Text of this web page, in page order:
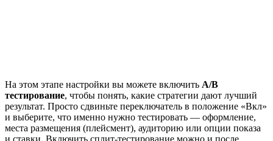
На этом этапе настройки вы можете включить A/B
тестирование, чтобы понять, какие стратегии дают лучший
результат. Просто сдвиньте переключатель в положение «Вкл»
и выберите, что именно нужно тестировать — оформление,
места размещения (плейсмент), аудиторию или опции показа
и ставки. Включить сплит-тестирование можно и после